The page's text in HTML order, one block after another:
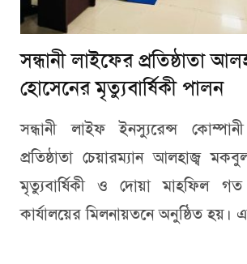
সন্ধানী লাইফের প্রতিষ্ঠাতা
হোসেনের মৃত্যুবার্ষিকী পালন
সন্ধানী লাইফ ইনস্যুরেন্স
প্রতিষ্ঠাতা চেয়ারম্যান আলহাজ্ব
মৃত্যুবার্ষিকী ও দোয়া মাহফিল
কার্যালয়ের মিলনায়তনে অনুষ্ঠিত হয়।